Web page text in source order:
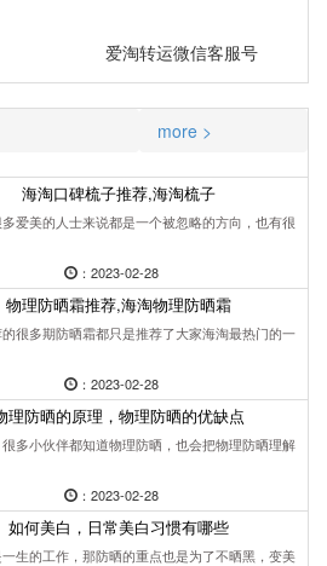
爱淘转运微信客服号
more >
海淘口碑梳子推荐,海淘梳子
爱美的人士来说都是一个被忽略的方向，也有很
：2023-02-28
物理防晒霜推荐,海淘物理防晒霜
很多期防晒霜都只是推荐了大家海淘最热门的一
：2023-02-28
理防晒的原理，物理防晒的优缺点
多小伙伴都知道物理防晒，也会把物理防晒理解
：2023-02-28
如何美白，日常美白习惯有哪些
生的工作，那防晒的重点也是为了不晒黑，变美